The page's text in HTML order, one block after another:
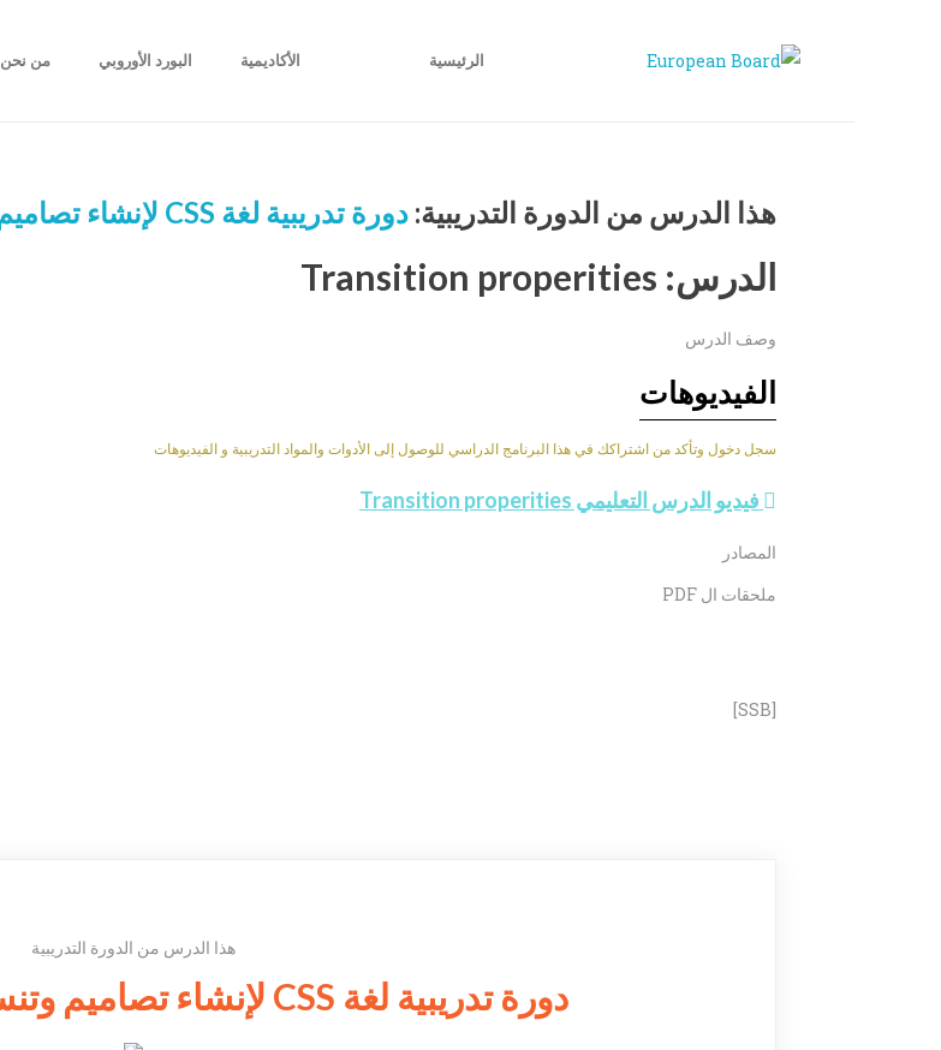
الرئيسية الأكاديمية البورد الأوروبي من نحن
هذا الدرس من الدورة التدريبية: دورة تدريبية لغة CSS لإنشاء تصاميم وتنسيق صفحات الإنترنت
الدرس: Transition properities
وصف الدرس
الفيديوهات
سجل دخول وتأكد من اشتراكك في هذا البرنامج الدراسي للوصول إلى الأدوات والمواد التدريبية و الفيديوهات
فيديو الدرس التعليمي Transition properities
المصادر
ملحقات ال PDF
[SSB]
هذا الدرس من الدورة التدريبية
دورة تدريبية لغة CSS لإنشاء تصاميم وتنسيق صفحات الإنترنت